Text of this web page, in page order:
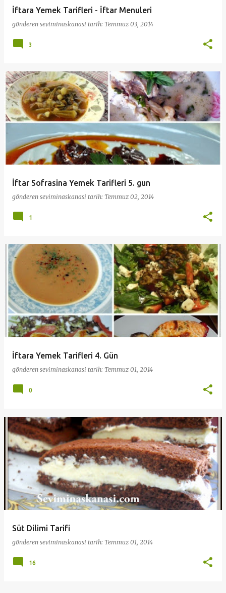
İftara Yemek Tarifleri - İftar Menuleri
gönderen seviminaskanasi tarih: Temmuz 03, 2014
3
İftar Sofrasina Yemek Tarifleri 5. gun
gönderen seviminaskanasi tarih: Temmuz 02, 2014
1
İftara Yemek Tarifleri 4. Gün
gönderen seviminaskanasi tarih: Temmuz 01, 2014
0
Süt Dilimi Tarifi
gönderen seviminaskanasi tarih: Temmuz 01, 2014
16